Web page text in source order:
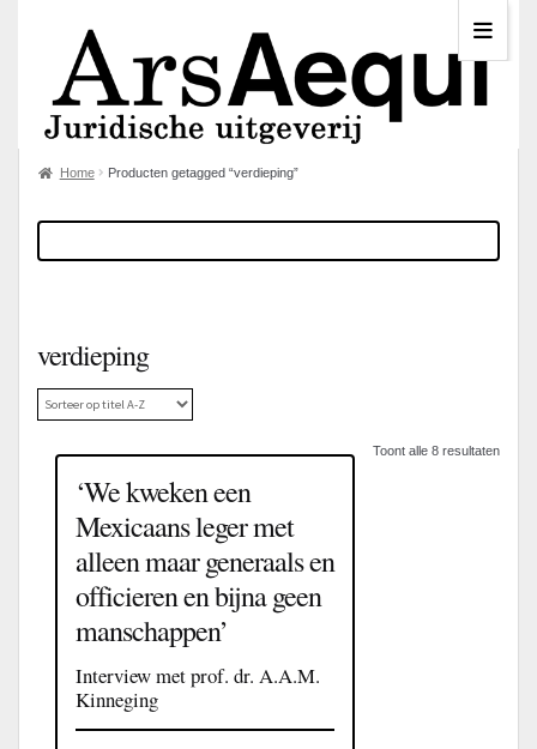
Home Producten getagged “verdieping”
verdieping
Toont alle 8 resultaten
‘We kweken een
Mexicaans leger met
alleen maar generaals en
officieren en bijna geen
manschappen’
Interview met prof. dr. A.A.M.
Kinneging